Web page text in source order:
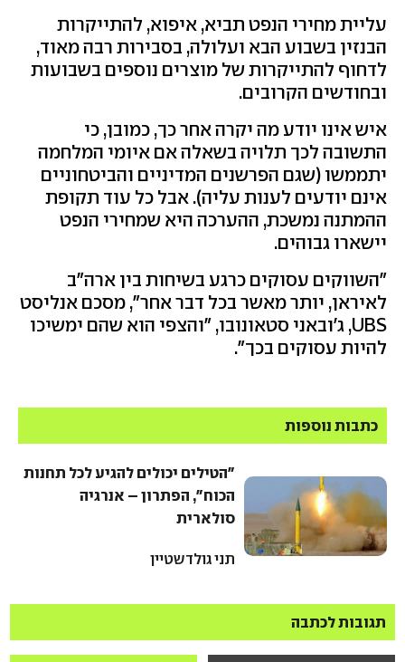
עליית מחירי הנפט תביא, איפוא, להתייקרות
הבנזין בשבוע הבא ועלולה, בסבירות רבה מאוד,
לדחוף להתייקרות של מוצרים נוספים בשבועות
ובחודשים הקרובים.
איש אינו יודע מה יקרה אחר כך, כמובן, כי
התשובה לכך תלויה בשאלה אם איומי המלחמה
יתממשו (שגם הפרשנים המדיניים והביטחוניים
אינם יודעים לענות עליה). אבל כל עוד תקופת
ההמתנה נמשכת, ההערכה היא שמחירי הנפט
יישארו גבוהים.
"השווקים עסוקים כרגע בשיחות בין ארה"ב
לאיראן, יותר מאשר בכל דבר אחר", מסכם אנליסט
UBS, ג'ובאני סטאונובו, "והצפי הוא שהם ימשיכו
להיות עסוקים בכך".
כתבות נוספות
"הטילים יכולים להגיע לכל תחנות
הכוח", הפתרון – אנרגיה
סולארית
תני גולדשטיין
תגובות לכתבה